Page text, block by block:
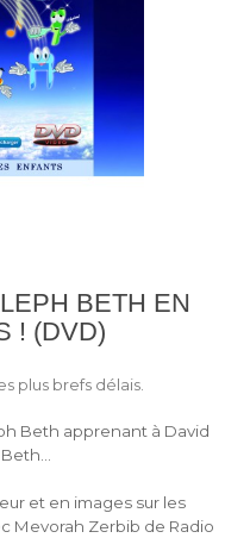
BETH EN
! (DVD)
plus brefs délais.
Beth apprenant à David
et en images sur les
Mevorah Zerbib de Radio